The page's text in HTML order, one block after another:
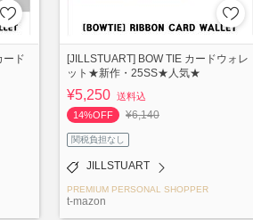
ード
[JILLSTUART] BOW TIE カードウォレ
ット★新作・25SS★人気★
¥5,250 送料込
14%OFF
¥6,140
関税負担なし
JILLSTUART
PREMIUM PERSONAL SHOPPER
t-mazon